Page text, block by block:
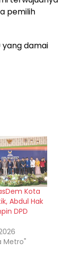
pemilih
yang damai
Kota
Abdul Hak
DPD
Metro"